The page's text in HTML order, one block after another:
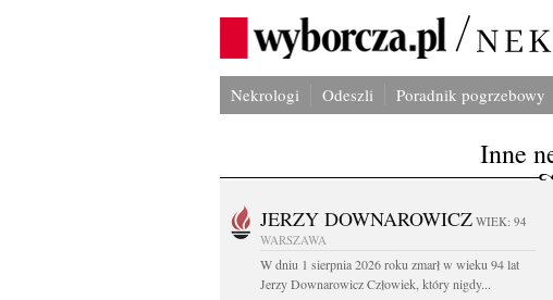
Nekrologi Odeszli Poradnik pogrzebowy
Inne
JERZY DOWNAROWICZ WIEK: 94
WARSZAWA
W dniu 1 sierpnia 2026 roku zmarł w wieku 94 lat
Jerzy Downarowicz Człowiek, który nigdy...